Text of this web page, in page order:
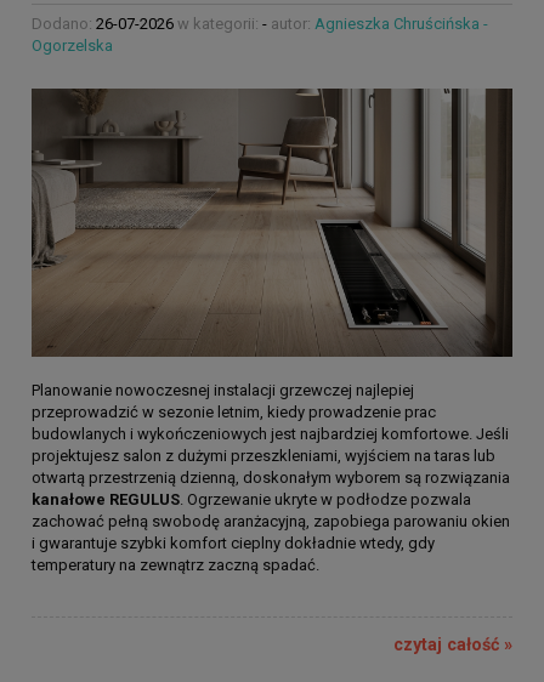
Dodano: 26-07-2026 w kategorii: - autor: Agnieszka Chruścińska -
Ogorzelska
Planowanie nowoczesnej instalacji grzewczej najlepiej
przeprowadzić w sezonie letnim, kiedy prowadzenie prac
budowlanych i wykończeniowych jest najbardziej komfortowe. Jeśli
projektujesz salon z dużymi przeszkleniami, wyjściem na taras lub
otwartą przestrzenią dzienną, doskonałym wyborem są rozwiązania
kanałowe REGULUS. Ogrzewanie ukryte w podłodze pozwala
zachować pełną swobodę aranżacyjną, zapobiega parowaniu okien
i gwarantuje szybki komfort cieplny dokładnie wtedy, gdy
temperatury na zewnątrz zaczną spadać.
czytaj całość »